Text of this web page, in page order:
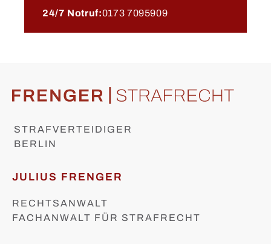
24/7 Notruf:0173 7095909
STRAFVERTEIDIGER
BERLIN
JULIUS FRENGER
RECHTSANWALT
FACHANWALT FÜR STRAFRECHT